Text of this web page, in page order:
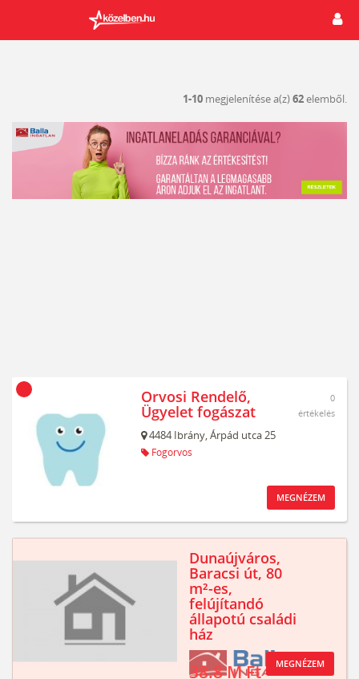
1-10 megjelenítése a(z)62elemből.
Orvosi Rendelő,
Ügyelet fogászat
4484 Ibrány,Árpád utca 25
Fogorvos
0
értékelés
MEGNÉZEM
Dunaújváros,
Baracsi út, 80
m²-es,
felújítandó
állapotú családi
ház
38.8 M Ft MEGNÉZEM